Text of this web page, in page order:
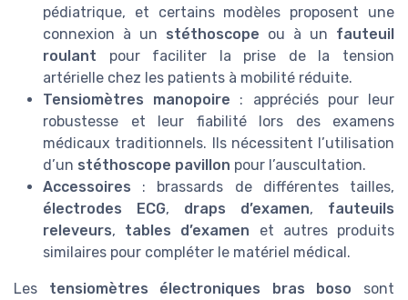
pédiatrique, et certains modèles proposent une
connexion à un stéthoscope ou à un fauteuil
roulant pour faciliter la prise de la tension
artérielle chez les patients à mobilité réduite.
Tensiomètres manopoire : appréciés pour leur
robustesse et leur fiabilité lors des examens
médicaux traditionnels. Ils nécessitent l’utilisation
d’un stéthoscope pavillon pour l’auscultation.
Accessoires : brassards de différentes tailles,
électrodes ECG, draps d’examen, fauteuils
releveurs, tables d’examen et autres produits
similaires pour compléter le matériel médical.
Les tensiomètres électroniques bras boso sont